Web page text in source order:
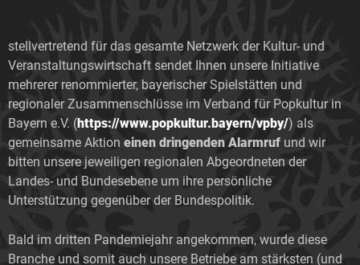
stellvertretend für das gesamte Netzwerk der Kultur- und
Veranstaltungswirtschaft sendet Ihnen unsere Initiative
mehrerer renommierter, bayerischer Spielstätten und
regionaler Zusammenschlüsse im Verband für Popkultur in
Bayern e.V. (https://www.popkultur.bayern/vpby/) als
gemeinsame Aktion einen dringenden Alarmruf und wir
bitten unsere jeweiligen regionalen Abgeordneten der
Landes- und Bundesebene um ihre persönliche
Unterstützung gegenüber der Bundespolitik.
Bald im dritten Pandemiejahr angekommen, wurde diese
Branche und somit auch unsere Betriebe am stärksten (und